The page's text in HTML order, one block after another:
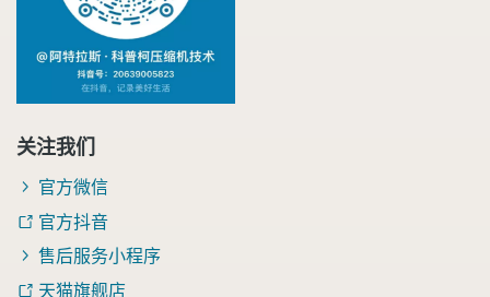
关注我们
官方微信
官方抖音
售后服务小程序
天猫旗舰店